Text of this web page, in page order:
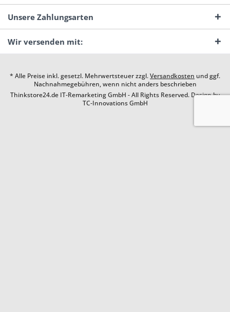
Unsere Zahlungsarten
Wir versenden mit:
* Alle Preise inkl. gesetzl. Mehrwertsteuer zzgl.Versandkosten und ggf.
Nachnahmegebühren, wenn nicht anders beschrieben
Thinkstore24.de IT-Remarketing GmbH - All Rights Reserved. Design by
TC-Innovations GmbH